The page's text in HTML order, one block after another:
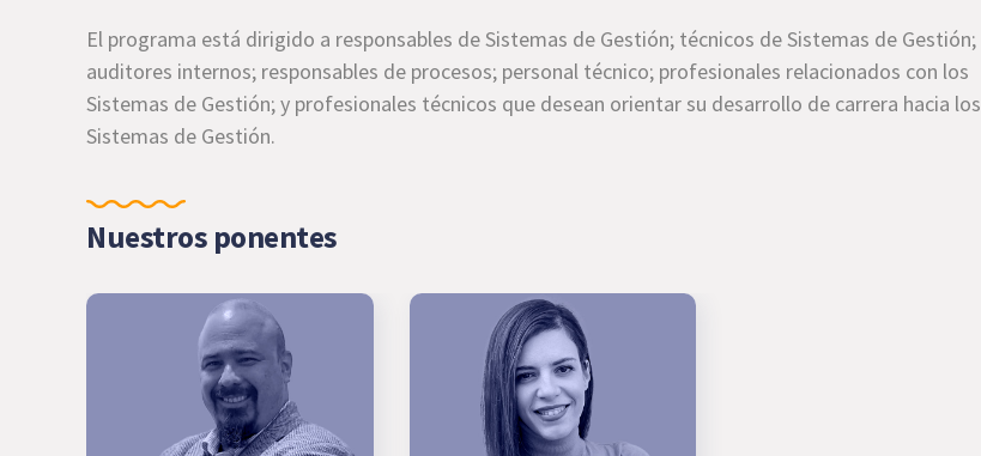
El programa está dirigido a responsables de Sistemas de Gestión; técnicos de Sistemas de Gestión;
auditores internos; responsables de procesos; personal técnico; profesionales relacionados con los
Sistemas de Gestión; y profesionales técnicos que desean orientar su desarrollo de carrera hacia los
Sistemas de Gestión.
Nuestros ponentes